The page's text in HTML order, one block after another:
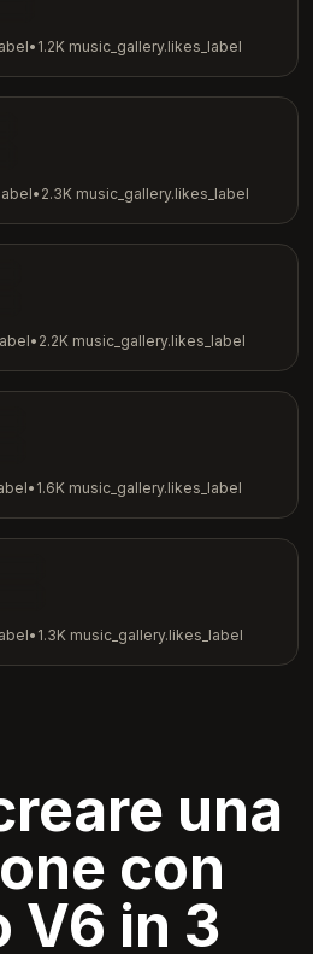
• 1.2K music_gallery.likes_label
• 2.3K music_gallery.likes_label
• 2.2K music_gallery.likes_label
• 1.6K music_gallery.likes_label
• 1.3K music_gallery.likes_label
una
con
V6 in 3